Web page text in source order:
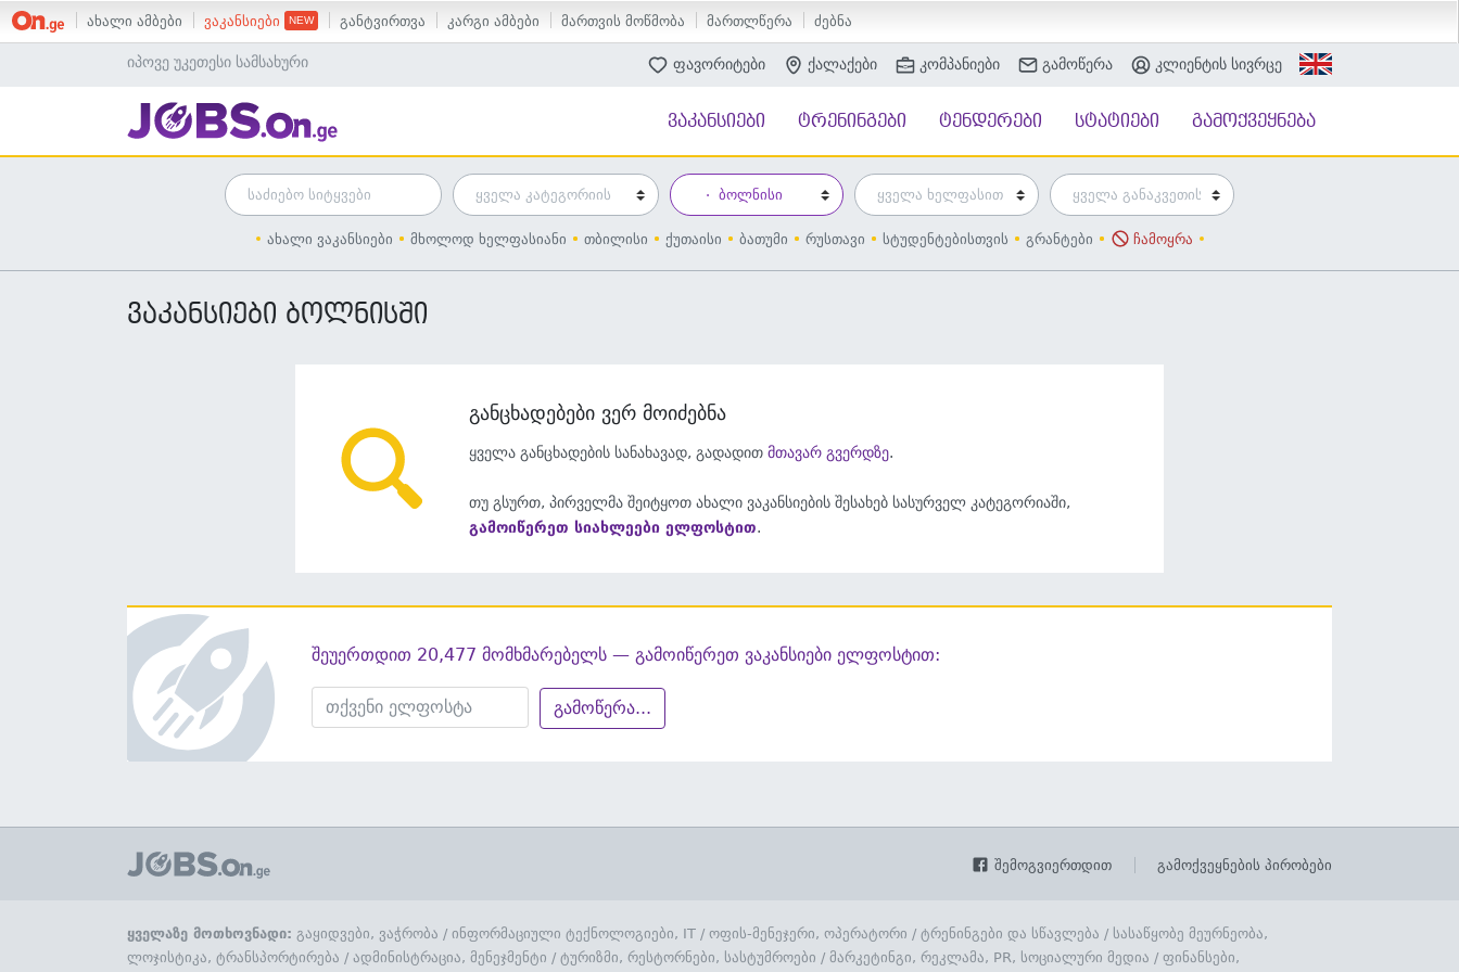
ახალი ამბები ვაკანსიები განტვირთვა კარგი ამბები მართვის მოწმობა მართლწერა ძებნა
იპოვე უკეთესი სამსახური ფავორიტები ქალაქები კომპანიები გამოწერა კლიენტის სივრცე
ვაკანსიები ტრენინგები ტენდერები სტატიები გამოქვეყნება
ახალი ვაკანსიები მხოლოდ ხელფასიანი თბილისი ქუთაისი ბათუმი რუსთავი სტუდენტებისთვის გრანტები ჩამოყრა
ვაკანსიები ბოლნისში
განცხადებები ვერ მოიძებნა
ყველა განცხადების სანახავად, გადადით მთავარ გვერდზე.
თუ გსურთ, პირველმა შეიტყოთ ახალი ვაკანსიების შესახებ სასურველ კატეგორიაში,
გამოიწერეთ სიახლეები ელფოსტით.
შეუერთდით 20,477 მომხმარებელს — გამოიწერეთ ვაკანსიები ელფოსტით:
გამოწერა...
შემოგვიერთდით გამოქვეყნების პირობები
ყველაზე მოთხოვნადი: გაყიდვები, ვაჭრობა / ინფორმაციული ტექნოლოგიები, IT / ოფის-მენეჯერი, ოპერატორი / ტრენინგები და სწავლება / სასაწყობე მეურნეობა,
ლოჯისტიკა, ტრანსპორტირება / ადმინისტრაცია, მენეჯმენტი / ტურიზმი, რესტორნები, სასტუმროები / მარკეტინგი, რეკლამა, PR, სოციალური მედია / ფინანსები,